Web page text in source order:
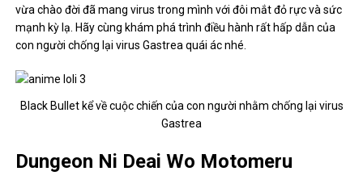
vừa chào đời đã mang virus trong mình với đôi mắt đỏ rực và sức
mạnh kỳ lạ. Hãy cùng khám phá trình điều hành rất hấp dẫn của
con người chống lại virus Gastrea quái ác nhé.
Black Bullet kể về cuộc chiến của con người nhằm chống lại virus
Gastrea
Dungeon Ni Deai Wo Motomeru